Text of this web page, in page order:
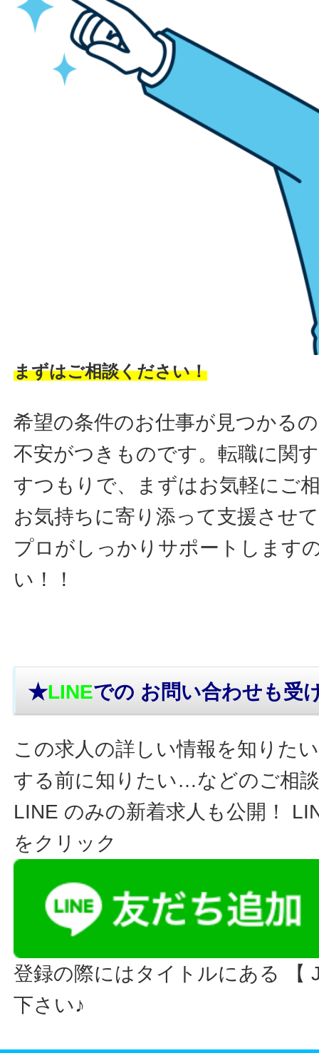
まずはご相談ください！
希望の条件のお仕事が見つかる
不安がつきものです。転職に関
すつもりで、まずはお気軽にご
お気持ちに寄り添って支援させ
プロがしっかりサポートします
い！！
★LINEでの お問い合わせも受
この求人の詳しい情報を知りた
する前に知りたい…などのご相
LINE のみの新着求人も公開！
をクリック
登録の際にはタイトルにある 【
下さい♪